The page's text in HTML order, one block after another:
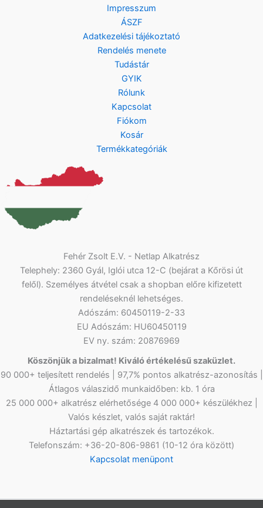
Impresszum
ÁSZF
Adatkezelési tájékoztató
Rendelés menete
Tudástár
GYIK
Rólunk
Kapcsolat
Fiókom
Kosár
Termékkategóriák
Fehér Zsolt E.V. - Netlap Alkatrész
Telephely: 2360 Gyál, Iglói utca 12-C (bejárat a Kőrösi út
felől). Személyes átvétel csak a shopban előre kifizetett
rendeléseknél lehetséges.
Adószám: 60450119-2-33
EU Adószám: HU60450119
EV ny. szám: 20876969
Köszönjük a bizalmat! Kiváló értékelésű szaküzlet.
90 000+ teljesített rendelés | 97,7% pontos alkatrész-azonosítás |
Átlagos válaszidő munkaidőben: kb. 1 óra
25 000 000+ alkatrész elérhetősége 4 000 000+ készülékhez |
Valós készlet, valós saját raktár!
Háztartási gép alkatrészek és tartozékok.
Telefonszám: +36-20-806-9861 (10-12 óra között)
Kapcsolat menüpont